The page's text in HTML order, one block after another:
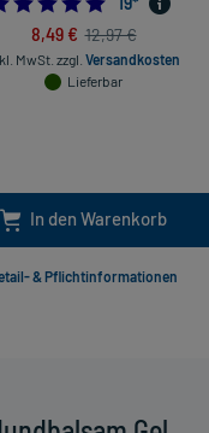
8,49 € 12,97 €
MwSt. zzgl. Versandkosten
Lieferbar
In den Warenkorb
& Pflichtinformationen